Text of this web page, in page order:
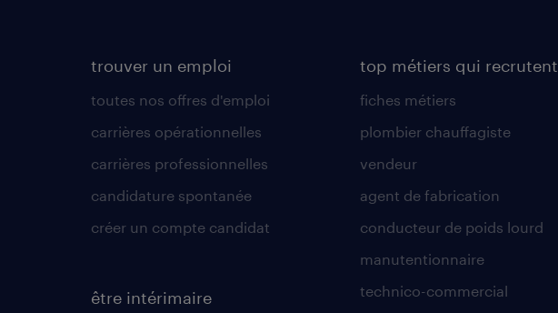
trouver un emploi
toutes nos offres d'emploi
carrières opérationnelles
carrières professionnelles
candidature spontanée
créer un compte candidat
être intérimaire
top métiers qui recrutent
fiches métiers
plombier chauffagiste
vendeur
agent de fabrication
conducteur de poids lourd
manutentionnaire
technico-commercial